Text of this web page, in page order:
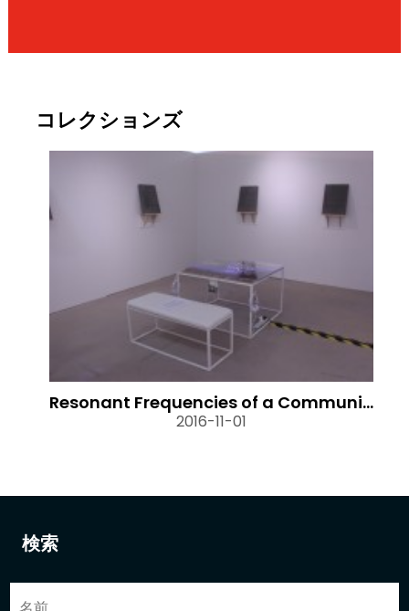
検索
コレクションズ
Resonant Frequencies of a Community
2016-11-01